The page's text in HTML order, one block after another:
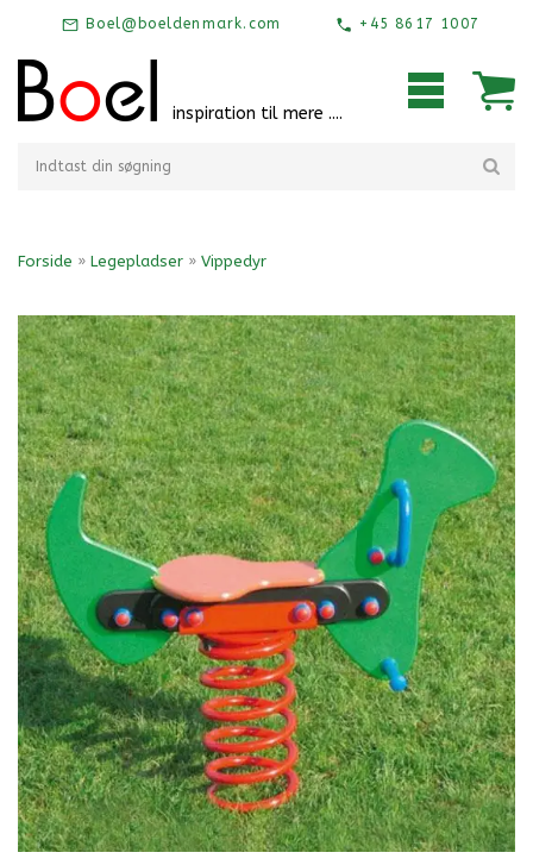
+45 8617 1007
Boel@boeldenmark.com
inspiration til mere ....
Forside » Legepladser » Vippedyr